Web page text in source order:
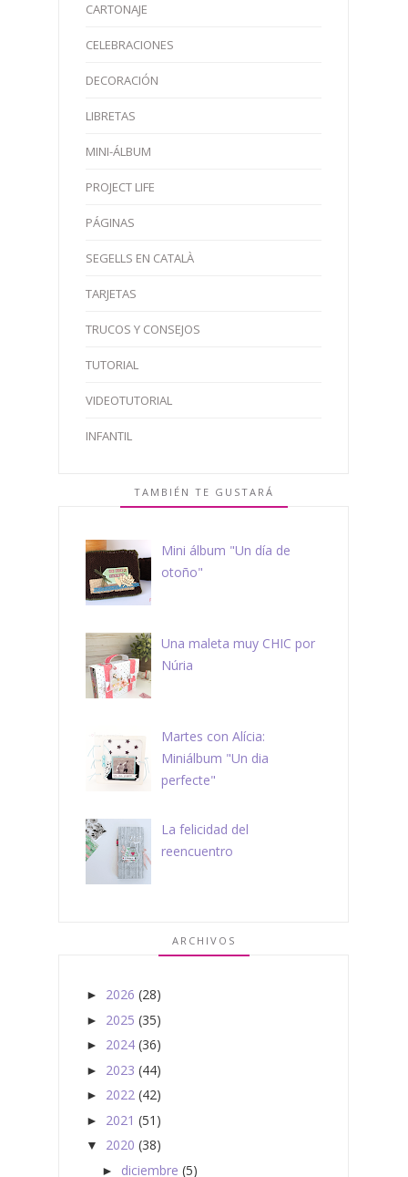
CARTONAJE
CELEBRACIONES
DECORACIÓN
LIBRETAS
MINI-ÁLBUM
PROJECT LIFE
PÁGINAS
SEGELLS EN CATALÀ
TARJETAS
TRUCOS Y CONSEJOS
TUTORIAL
VIDEOTUTORIAL
INFANTIL
TAMBIÉN TE GUSTARÁ
Mini álbum "Un día de
otoño"
Una maleta muy CHIC por
Núria
Martes con Alícia:
Miniálbum "Un dia
perfecte"
La felicidad del
reencuentro
ARCHIVOS
► 2026 (28)
► 2025 (35)
► 2024 (36)
► 2023 (44)
► 2022 (42)
► 2021 (51)
▼ 2020 (38)
► diciembre (5)